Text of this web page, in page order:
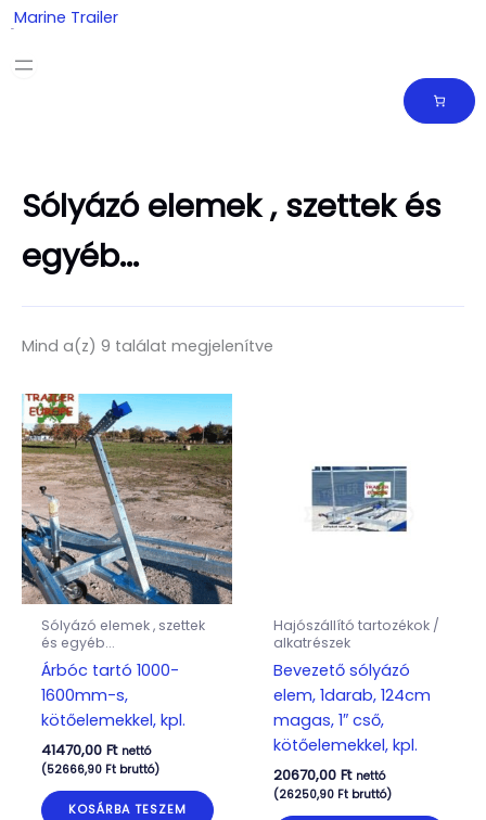
Skip
to
content
Marine Trailer
Sólyázó elemek , szettek és
egyéb...
Mind a(z) 9 találat megjelenítve
Sólyázó elemek , szettek
és egyéb...
Árbóc tartó 1000-
1600mm-s,
kötőelemekkel, kpl.
41470,00 Ft nettó
(52666,90 Ftbruttó)
KOSÁRBA TESZEM
Hajószállító tartozékok /
alkatrészek
Bevezető sólyázó
elem, 1darab, 124cm
magas, 1″ cső,
kötőelemekkel, kpl.
20670,00 Ft nettó
(26250,90 Ftbruttó)